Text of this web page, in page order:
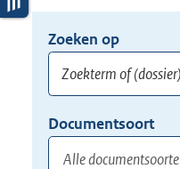
Opnieuw
zoeken:
Zoeken op
of
(dossier)nummer
hier
uw
Documentsoort